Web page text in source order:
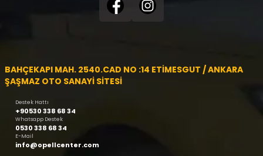
BAHÇEKAPI MAH. 2540.CAD NO :14 ETİMESGUT / ANKARA
ŞAŞMAZ OTO SANAYİ SİTESİ
Destek Hattı
+90530 338 68 34
Whatsapp Destek
0530 338 68 34
E-Mail
info@opellcenter.com